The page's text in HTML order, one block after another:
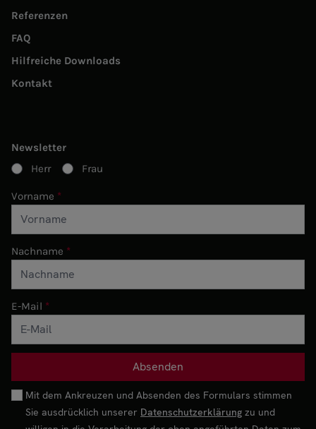
Referenzen
FAQ
Hilfreiche Downloads
Kontakt
Newsletter
Herr
Frau
Vorname
Nachname
E-Mail
Mit dem Ankreuzen und Absenden des Formulars stimmen
Sie ausdrücklich unserer Datenschutzerklärung zu und